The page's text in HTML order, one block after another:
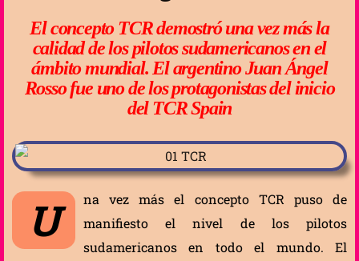
El concepto TCR demostró una vez más la
calidad de los pilotos sudamericanos en el
ámbito mundial. El argentino Juan Ángel
Rosso fue uno de los protagonistas del inicio
del TCR Spain
U
na vez más el concepto TCR puso de
manifiesto el nivel de los pilotos
sudamericanos en todo el mundo. El